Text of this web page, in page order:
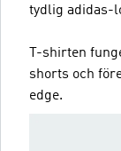
tydlig adidas-
T-shirten
shorts och
edge.